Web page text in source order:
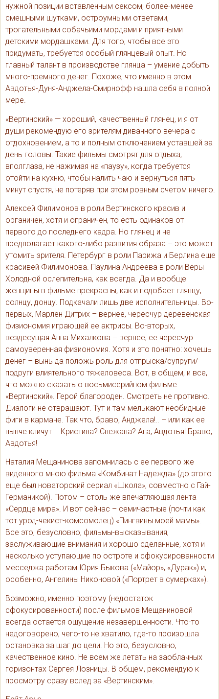
нужной позиции вставленным сексом, более-менее
смешными шутками, остроумными ответами,
трогательными собачьими мордами и приятными
детскими мордашками. Для того, чтобы все это
придумать, требуется особый глянцевый опыт. Но
главный талант в производстве глянца – умение добыть
много-премного денег. Похоже, что именно в этом
Авдотья-Дуня-Анджела-Смирнофф нашла себя в полной
мере.
«Вертинский» — хороший, качественный глянец, и я от
души рекомендую его зрителям диванного вечера с
отдохновением, а то и полным отключением уставшей за
день головы. Такие фильмы смотрят для отдыха,
вполглаза, не нажимая на «паузу», когда требуется
отойти на кухню, чтобы налить чаю и вернуться пять
минут спустя, не потеряв при этом ровным счетом ничего.
Алексей Филимонов в роли Вертинского красив и
органичен, хотя и ограничен, то есть одинаков от
первого до последнего кадра. Но глянец и не
предполагает какого-либо развития образа – это может
утомить зрителя. Петербург в роли Парижа и Берлина еще
красивей Филимонова. Паулина Андреева в роли Веры
Холодной ослепительна, как всегда. Да и вообще
женщины в фильме прекрасны, как и подобает глянцу,
солнцу, донцу. Подкачали лишь две исполнительницы. Во-
первых, Марлен Дитрих – вернее, чересчур деревенская
физиономия играющей ее актрисы. Во-вторых,
вездесущая Анна Михалкова – вернее, ее чересчур
самоуверенная физиономия. Хотя и это понятно: хочешь
денег – вынь да положь роль для отпрыска/супруги/
подруги влиятельного тяжеловеса. Вот, в общем, и все,
что можно сказать о восьмисерийном фильме
«Вертинский». Герой благороден. Смотреть не противно.
Диалоги не отвращают. Тут и там мелькают необидные
фиги в кармане. Так что, браво, Анджела!.. – или как ее
нынче кличут – Кристина? Снежана? Ага, Авдотья! Браво,
Авдотья!
Наталия Мещанинова запомнилась с ее первого же
виденного мною фильма «Комбинат Надежда» (до этого
еще был новаторский сериал «Школа», совместно с Гай-
Германикой). Потом – столь же впечатляющая лента
«Сердце мира». И вот сейчас – семичастные (почти как
тот урод-чекист-комсомолец) «Пингвины моей мамы».
Все это, безусловно, фильмы-высказывания,
заслуживающие внимания и хорошо сделанные, хотя и
несколько уступающие по остроте и сфокусированности
месседжа работам Юрия Быкова («Майор», «Дурак») и,
особенно, Ангелины Никоновой («Портрет в сумерках»).
Возможно, именно поэтому (недостаток
сфокусированности) после фильмов Мещаниновой
всегда остается ощущение незавершенности. Что-то
недоговорено, чего-то не хватило, где-то произошла
остановка за шаг до цели. Но это, безусловно,
качественное кино. Не всем же летать на заоблачных
горизонтах Сергея Лозницы. В общем, рекомендую к
просмотру сразу вслед за «Вертинским».